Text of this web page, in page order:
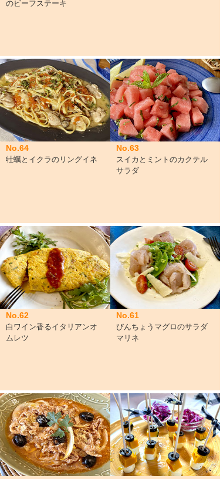
のビーフステーキ
No.64
牡蠣とイクラのリングイネ
No.63
スイカとミントのカクテル
サラダ
No.62
白ワイン香るイタリアンオ
ムレツ
No.61
びんちょうマグロのサラダ
マリネ